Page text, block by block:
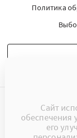
Политика
©2015 -
+375
Сайт
обеспечения
его